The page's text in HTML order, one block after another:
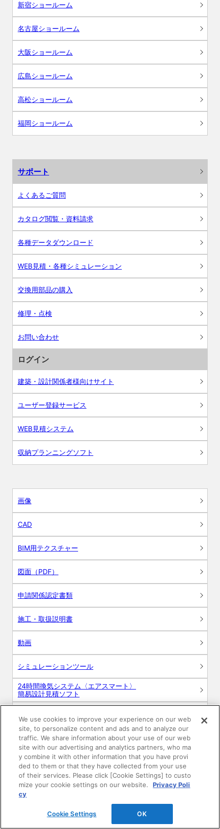
新宿ショールーム
名古屋ショールーム
大阪ショールーム
広島ショールーム
高松ショールーム
福岡ショールーム
サポート
よくあるご質問
カタログ閲覧・資料請求
各種データダウンロード
WEB見積・各種シミュレーション
交換用部品の購入
修理・点検
お問い合わせ
ログイン
建築・設計関係者様向けサイト
ユーザー登録サービス
WEB見積システム
収納プランニングソフト
画像
CAD
BIM用テクスチャー
図面（PDF）
申請関係認定書類
施工・取扱説明書
動画
シミュレーションツール
24時間換気システム〈エアスマート〉
簡易設計見積ソフト
商品マスター申し込み
電子公告 このWEBサイトについて
We use cookies to improve your experience on our web
site, to personalize content and ads and to analyze our
traffic. We share information about your use of our web
site with our advertising and analytics partners, who ma
y combine it with other information that you have provi
ded to them or that they have collected from your use
of their services. Please click [Cookie Settings] to custo
mize your cookie settings on our website.
Privacy Poli
cy
Cookie Settings OK